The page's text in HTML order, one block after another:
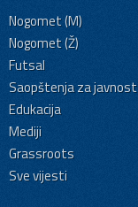
Nogomet (M)
Nogomet (Ž)
Futsal
Saopštenja za javnost
Edukacija
Mediji
Grassroots
Sve vijesti